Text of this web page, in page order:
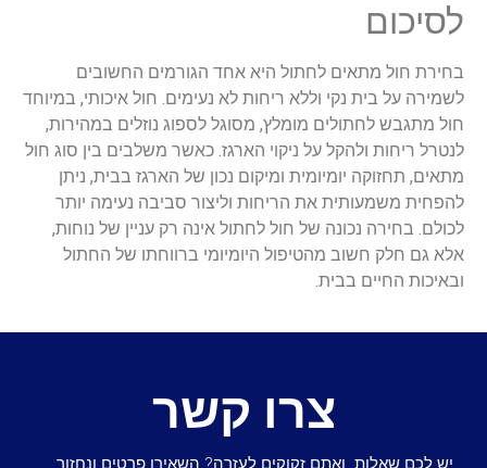
לסיכום
בחירת חול מתאים לחתול היא אחד הגורמים החשובים
לשמירה על בית נקי וללא ריחות לא נעימים. חול איכותי, במיוחד
חול מתגבש לחתולים מומלץ, מסוגל לספוג נוזלים במהירות,
לנטרל ריחות ולהקל על ניקוי הארגז. כאשר משלבים בין סוג חול
מתאים, תחזוקה יומיומית ומיקום נכון של הארגז בבית, ניתן
להפחית משמעותית את הריחות וליצור סביבה נעימה יותר
לכולם. בחירה נכונה של חול לחתול אינה רק עניין של נוחות,
אלא גם חלק חשוב מהטיפול היומיומי ברווחתו של החתול
ובאיכות החיים בבית.
צרו קשר